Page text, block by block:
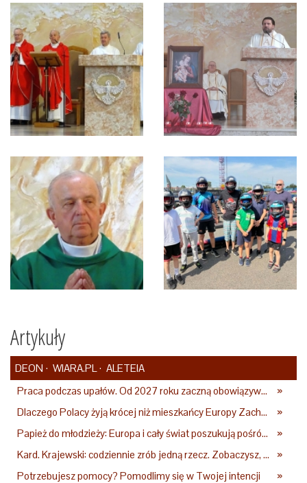
Artykuły
DEON WIARA.PL
ALETEIA
»
Praca podczas upałów. Od 2027 roku zaczną obowiązywać nowe przepisy
»
Dlaczego Polacy żyją krócej niż mieszkańcy Europy Zachodniej? Ekspertka wskazuje główne przyczyny
»
Papież do młodzieży: Europa i cały świat poszukują pośród was nowych świętych
»
Kard. Krajewski: codziennie zrób jedną rzecz. Zobaczysz, co stanie się z twoim życiem
»
Potrzebujesz pomocy? Pomodlimy się w Twojej intencji